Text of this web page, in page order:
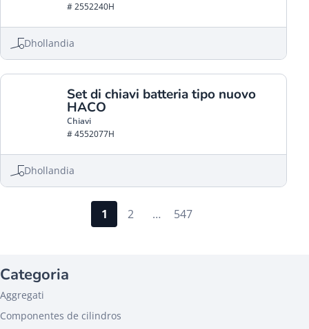
# 2552240H
Dhollandia
Set di chiavi batteria tipo nuovo
HACO
Chiavi
# 4552077H
Dhollandia
1 2 … 547
Categoria
Aggregati
Componentes de cilindros